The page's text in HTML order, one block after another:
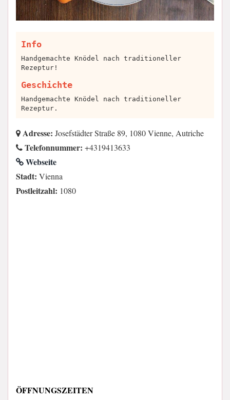
Info
Handgemachte Knödel nach traditioneller
Rezeptur!
Geschichte
Handgemachte Knödel nach traditioneller
Rezeptur.
Adresse: Josefstädter Straße 89, 1080 Vienne, Autriche
Telefonnummer: +4319413633
Webseite
Stadt: Vienna
Postleitzahl: 1080
ÖFFNUNGSZEITEN